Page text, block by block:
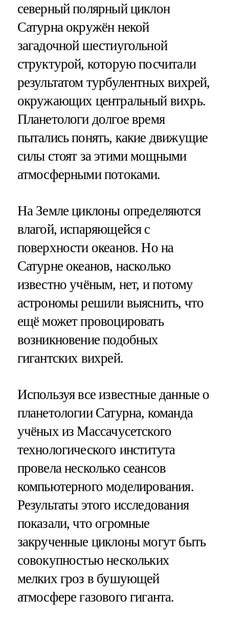
северный полярный циклон
Сатурна окружён некой
загадочной шестиугольной
структурой, которую посчитали
результатом турбулентных вихрей,
окружающих центральный вихрь.
Планетологи долгое время
пытались понять, какие движущие
силы стоят за этими мощными
атмосферными потоками.
На Земле циклоны определяются
влагой, испаряющейся с
поверхности океанов. Но на
Сатурне океанов, насколько
известно учёным, нет, и потому
астрономы решили выяснить, что
ещё может провоцировать
возникновение подобных
гигантских вихрей.
Используя все известные данные о
планетологии Сатурна, команда
учёных из Массачусетского
технологического института
провела несколько сеансов
компьютерного моделирования.
Результаты этого исследования
показали, что огромные
закрученные циклоны могут быть
совокупностью нескольких
мелких гроз в бушующей
атмосфере газового гиганта.